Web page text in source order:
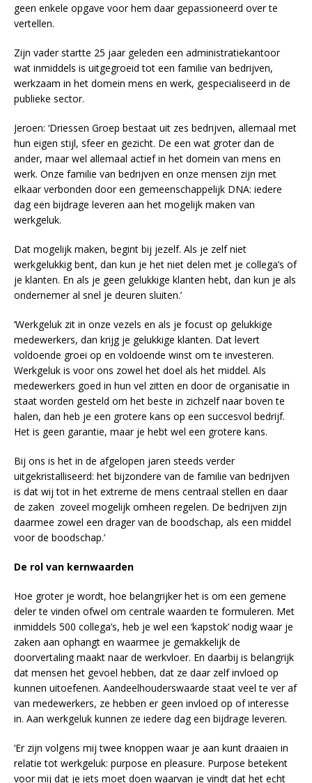
geen enkele opgave voor hem daar gepassioneerd over te
vertellen.
Zijn vader startte 25 jaar geleden een administratiekantoor
wat inmiddels is uitgegroeid tot een familie van bedrijven,
werkzaam in het domein mens en werk, gespecialiseerd in de
publieke sector.
Jeroen: ‘Driessen Groep bestaat uit zes bedrijven, allemaal met
hun eigen stijl, sfeer en gezicht. De een wat groter dan de
ander, maar wel allemaal actief in het domein van mens en
werk. Onze familie van bedrijven en onze mensen zijn met
elkaar verbonden door een gemeenschappelijk DNA: iedere
dag een bijdrage leveren aan het mogelijk maken van
werkgeluk.
Dat mogelijk maken, begint bij jezelf. Als je zelf niet
werkgelukkig bent, dan kun je het niet delen met je collega’s of
je klanten. En als je geen gelukkige klanten hebt, dan kun je als
ondernemer al snel je deuren sluiten.’
‘Werkgeluk zit in onze vezels en als je focust op gelukkige
medewerkers, dan krijg je gelukkige klanten. Dat levert
voldoende groei op en voldoende winst om te investeren.
Werkgeluk is voor ons zowel het doel als het middel. Als
medewerkers goed in hun vel zitten en door de organisatie in
staat worden gesteld om het beste in zichzelf naar boven te
halen, dan heb je een grotere kans op een succesvol bedrijf.
Het is geen garantie, maar je hebt wel een grotere kans.
Bij ons is het in de afgelopen jaren steeds verder
uitgekristalliseerd: het bijzondere van de familie van bedrijven
is dat wij tot in het extreme de mens centraal stellen en daar
de zaken zoveel mogelijk omheen regelen. De bedrijven zijn
daarmee zowel een drager van de boodschap, als een middel
voor de boodschap.’
De rol van kernwaarden
Hoe groter je wordt, hoe belangrijker het is om een gemene
deler te vinden ofwel om centrale waarden te formuleren. Met
inmiddels 500 collega’s, heb je wel een ‘kapstok’ nodig waar je
zaken aan ophangt en waarmee je gemakkelijk de
doorvertaling maakt naar de werkvloer. En daarbij is belangrijk
dat mensen het gevoel hebben, dat ze daar zelf invloed op
kunnen uitoefenen. Aandeelhouderswaarde staat veel te ver af
van medewerkers, ze hebben er geen invloed op of interesse
in. Aan werkgeluk kunnen ze iedere dag een bijdrage leveren.
‘Er zijn volgens mij twee knoppen waar je aan kunt draaien in
relatie tot werkgeluk: purpose en pleasure. Purpose betekent
voor mij dat je iets moet doen waarvan je vindt dat het echt